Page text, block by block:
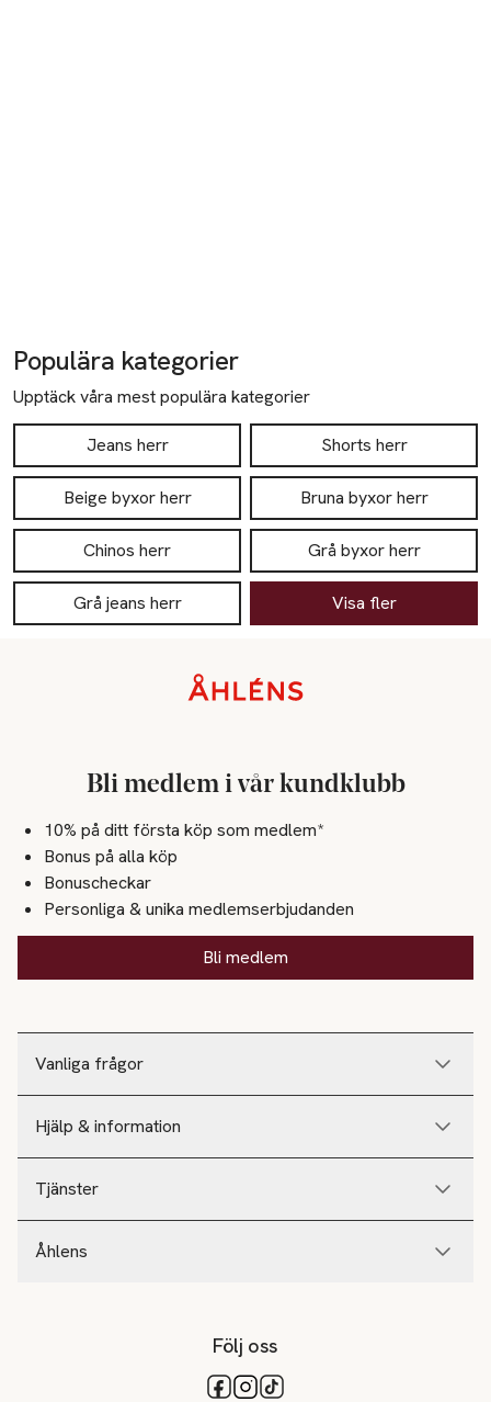
Populära kategorier
Upptäck våra mest populära kategorier
Jeans herr Shorts herr
Beige byxor herr Bruna byxor herr
Chinos herr Grå byxor herr
Grå jeans herr Visa fler
Vanliga frågor
Hjälp & information
Tjänster
Åhlens
Bli medlem i vår kundklubb
10% på ditt första köp som medlem*
Bonus på alla köp
Bonuscheckar
Personliga & unika medlemserbjudanden
Bli medlem
Följ oss